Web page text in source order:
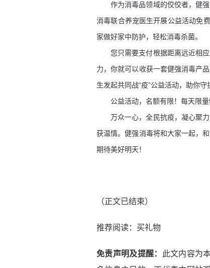
作为消毒品领域的佼佼者，健
消毒联合养宠医生开展公益活动免
家做好家中防护，轻松消毒杀菌。
您只需要支付根据距离远近相
力，你就可以收获一套健强消毒产
生发起共同战“疫”公益活动，助你守
公益活动，名额有限！每天限
万众一心，全民抗疫，凝心聚
获温情。健强消毒将和大家一起，
期待美好明天！
（正文已结束）
推荐阅读： 买礼物
免责声明及提醒：
此文内容为